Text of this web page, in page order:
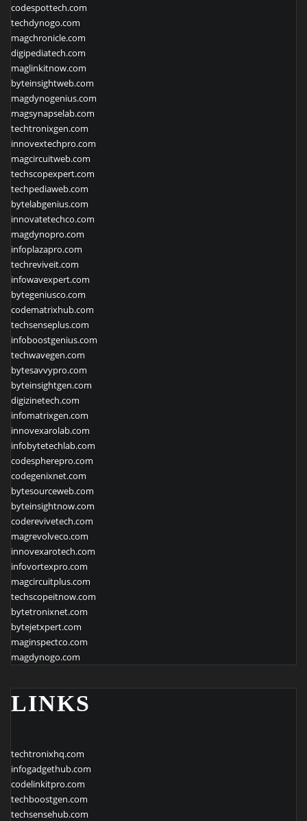
codespottech.com
techdynogo.com
magchronicle.com
digipediatech.com
maglinkitnow.com
byteinsightweb.com
magdynogenius.com
magsynapselab.com
techtronixgen.com
innovextechpro.com
magcircuitweb.com
techscopexpert.com
techpediaweb.com
bytelabgenius.com
innovatetechco.com
magdynopro.com
infoplazapro.com
techreviveit.com
infowavexpert.com
bytegeniusco.com
codematrixhub.com
techsenseplus.com
infoboostgenius.com
techwavegen.com
bytesavvypro.com
byteinsightgen.com
digizinetech.com
infomatrixgen.com
innovexarolab.com
infobytetechlab.com
codespherepro.com
codegenixnet.com
bytesourceweb.com
byteinsightnow.com
coderevivetech.com
magrevolveco.com
innovexarotech.com
infovortexpro.com
magcircuitplus.com
techscopeitnow.com
bytetronixnet.com
bytejetxpert.com
maginspectco.com
magdynogo.com
LINKS
techtronixhq.com
infogadgethub.com
codelinkitpro.com
techboostgen.com
techsensehub.com